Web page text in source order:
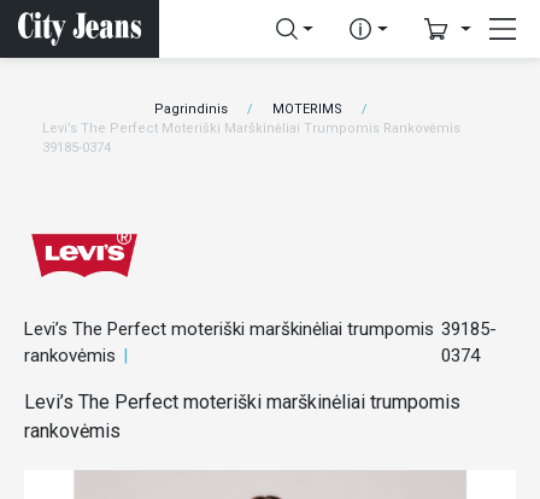
Pagrindinis
MOTERIMS
Levi’s The Perfect Moteriški Marškinėliai Trumpomis Rankovėmis
39185-0374
Levi’s The Perfect moteriški marškinėliai trumpomis
rankovėmis
39185-
0374
Levi’s The Perfect moteriški marškinėliai trumpomis
rankovėmis